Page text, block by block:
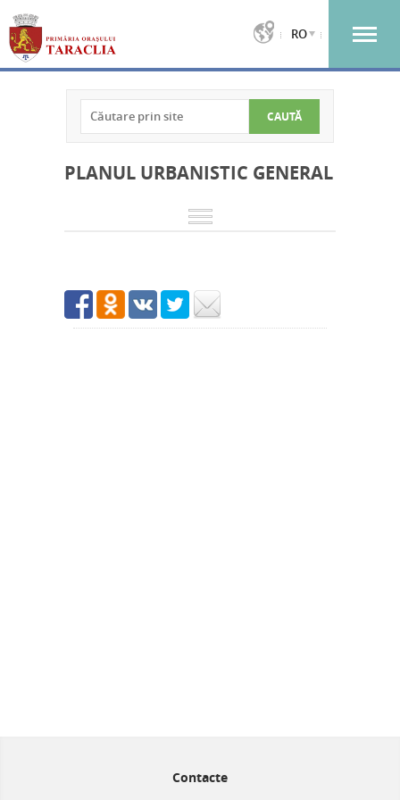
RO
PLANUL URBANISTIC GENERAL
Contacte